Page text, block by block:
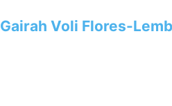
Voli Flores-